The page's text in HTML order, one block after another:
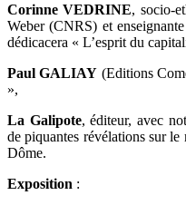
Corinne VEDRINE, socio-
Weber (CNRS) et
dédicacera « L’esprit du
Paul GALIAY (Editions
»,
La Galipote, éditeur, avec
de piquantes révélations sur
Dôme.
Exposition :